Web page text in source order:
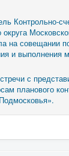
Контрольно-
округа
на совещании
и выполнения
с
планового